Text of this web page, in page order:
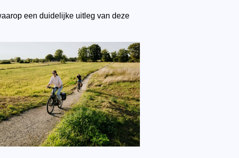
een duidelijke uitleg van deze